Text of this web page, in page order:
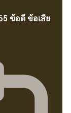
ข้อดี ข้อเสีย